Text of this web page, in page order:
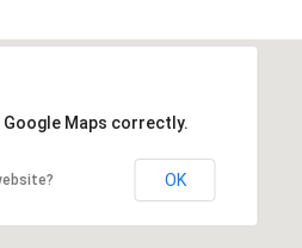
Maps correctly.
OK